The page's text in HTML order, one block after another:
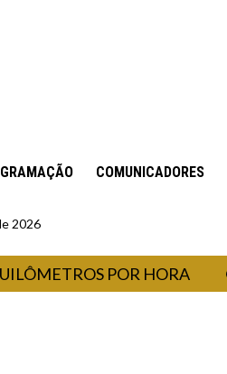
COMUNICADORES
2026
POR HORA